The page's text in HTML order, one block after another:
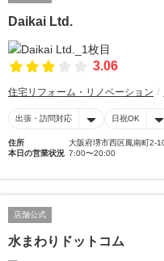
Daikai Ltd.
3.06
住宅リフォーム・リノベーション
出張・訪問対応 日祝OK
住所
大阪府堺市西区鳳南町2-
本日の営業状況 7:00〜20:00
店舗公式
水まわりドットコム